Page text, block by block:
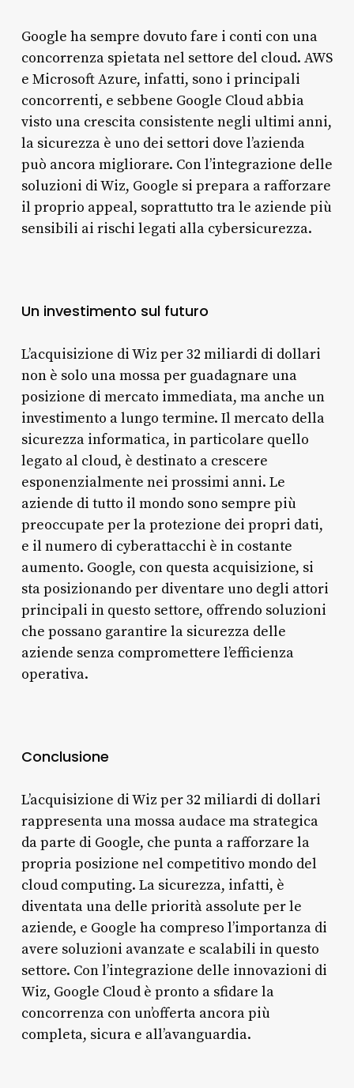
Google ha sempre dovuto fare i conti con una
concorrenza spietata nel settore del cloud. AWS
e Microsoft Azure, infatti, sono i principali
concorrenti, e sebbene Google Cloud abbia
visto una crescita consistente negli ultimi anni,
la sicurezza è uno dei settori dove l’azienda
può ancora migliorare. Con l’integrazione delle
soluzioni di Wiz, Google si prepara a rafforzare
il proprio appeal, soprattutto tra le aziende più
sensibili ai rischi legati alla cybersicurezza.
Un investimento sul futuro
L’acquisizione di Wiz per 32 miliardi di dollari
non è solo una mossa per guadagnare una
posizione di mercato immediata, ma anche un
investimento a lungo termine. Il mercato della
sicurezza informatica, in particolare quello
legato al cloud, è destinato a crescere
esponenzialmente nei prossimi anni. Le
aziende di tutto il mondo sono sempre più
preoccupate per la protezione dei propri dati,
e il numero di cyberattacchi è in costante
aumento. Google, con questa acquisizione, si
sta posizionando per diventare uno degli attori
principali in questo settore, offrendo soluzioni
che possano garantire la sicurezza delle
aziende senza compromettere l’efficienza
operativa.
Conclusione
L’acquisizione di Wiz per 32 miliardi di dollari
rappresenta una mossa audace ma strategica
da parte di Google, che punta a rafforzare la
propria posizione nel competitivo mondo del
cloud computing. La sicurezza, infatti, è
diventata una delle priorità assolute per le
aziende, e Google ha compreso l’importanza di
avere soluzioni avanzate e scalabili in questo
settore. Con l’integrazione delle innovazioni di
Wiz, Google Cloud è pronto a sfidare la
concorrenza con un’offerta ancora più
completa, sicura e all’avanguardia.